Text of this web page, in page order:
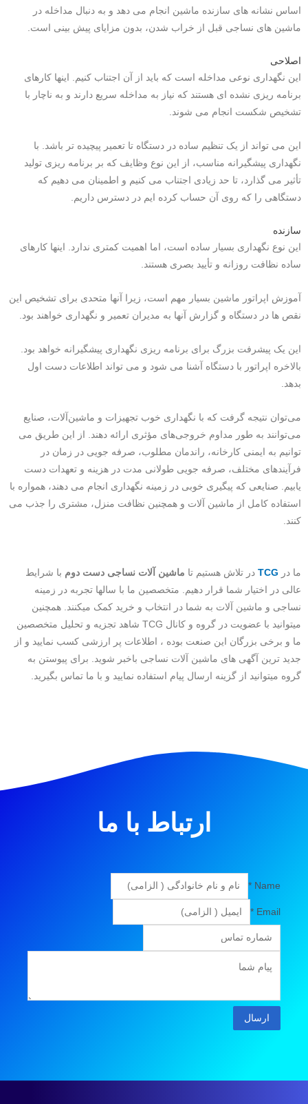
اساس نشانه های سازنده ماشین انجام می دهد و به دنبال مداخله در
ماشین های نساجی قبل از خراب شدن، بدون مزایای پیش بینی است.
اصلاحی
این نگهداری نوعی مداخله است که باید از آن اجتناب کنیم. اینها کارهای
برنامه ریزی نشده ای هستند که نیاز به مداخله سریع دارند و به ناچار با
تشخیص شکست انجام می شوند.
این می تواند از یک تنظیم ساده در دستگاه تا تعمیر پیچیده تر باشد. با
نگهداری پیشگیرانه مناسب، از این نوع وظایف که بر برنامه ریزی تولید
تأثیر می گذارد، تا حد زیادی اجتناب می کنیم و اطمینان می دهیم که
دستگاهی را که روی آن حساب کرده ایم در دسترس داریم.
سازنده
این نوع نگهداری بسیار ساده است، اما اهمیت کمتری ندارد. اینها کارهای
ساده نظافت روزانه و تأیید بصری هستند.
آموزش اپراتور ماشین بسیار مهم است، زیرا آنها متحدی برای تشخیص این
نقص ها در دستگاه و گزارش آنها به مدیران تعمیر و نگهداری خواهند بود.
این یک پیشرفت بزرگ برای برنامه ریزی نگهداری پیشگیرانه خواهد بود.
بالاخره اپراتور با دستگاه آشنا می شود و می تواند اطلاعات دست اول
بدهد.
می‌توان نتیجه گرفت که با نگهداری خوب تجهیزات و ماشین‌آلات، صنایع
می‌توانند به طور مداوم خروجی‌های مؤثری ارائه دهند. از این طریق می
توانیم به ایمنی کارخانه، راندمان مطلوب، صرفه جویی در زمان در
فرآیندهای مختلف، صرفه جویی طولانی مدت در هزینه و تعهدات دست
یابیم. صنایعی که پیگیری خوبی در زمینه نگهداری انجام می دهند، همواره با
استفاده کامل از ماشین آلات و همچنین نظافت منزل، مشتری را جذب می
کنند.
ما در TCG در تلاش هستیم تا ماشین آلات نساجی دست دوم با شرایط
عالی در اختیار شما قرار دهیم. متخصصین ما با سالها تجربه در زمینه
نساجی و ماشین آلات به شما در انتخاب و خرید کمک میکنند. همچنین
میتوانید با عضویت در گروه و کانال TCG شاهد تجزیه و تحلیل متخصصین
ما و برخی بزرگان این صنعت بوده ، اطلاعات پر ارزشی کسب نمایید و از
جدید ترین آگهی های ماشین آلات نساجی باخبر شوید. برای پیوستن به
گروه میتوانید از گزینه ارسال پیام استفاده نمایید و با ما تماس بگیرید.
ارتباط با ما
Name
*
Email
*
ارسال